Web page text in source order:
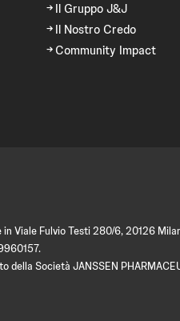
Il Gruppo J&J
Il Nostro Credo
Community Impact
Viale Fulvio Testi 280/6, 20126
Società JANSSEN